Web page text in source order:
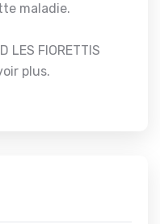
maladie.
LES FIORETTIS
plus.